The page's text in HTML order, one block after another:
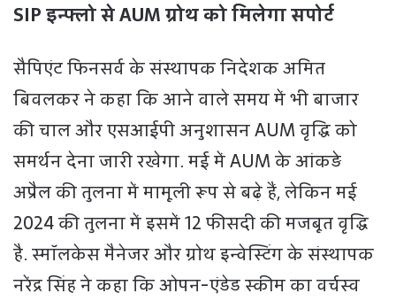
SIP इन्फ्लो से AUM ग्रोथ को मिलेगा सपोर्ट
सैपिएंट फिनसर्व के संस्थापक निदेशक अमित
बिवलकर ने कहा कि आने वाले समय में भी बाजार
की चाल और एसआईपी अनुशासन AUM वृद्धि को
समर्थन देना जारी रखेगा. मई में AUM के आंकड़े
अप्रैल की तुलना में मामूली रूप से बढ़े हैं, लेकिन मई
2024 की तुलना में इसमें 12 फीसदी की मजबूत वृद्धि
है. स्मॉलकेस मैनेजर और ग्रोथ इन्वेस्टिंग के संस्थापक
नरेंद्र सिंह ने कहा कि ओपन-एंडेड स्कीम का वर्चस्व